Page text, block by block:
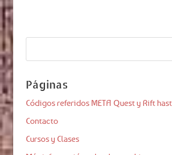
Páginas
Códigos referidos META Quest y Rift
Contacto
Cursos y Clases